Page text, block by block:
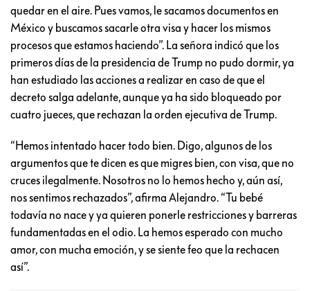
quedar en el aire. Pues vamos, le sacamos documentos en
México y buscamos sacarle otra visa y hacer los mismos
procesos que estamos haciendo”. La señora indicó que los
primeros días de la presidencia de Trump no pudo dormir, ya
han estudiado las acciones a realizar en caso de que el
decreto salga adelante, aunque ya ha sido bloqueado por
cuatro jueces, que rechazan la orden ejecutiva de Trump.
“Hemos intentado hacer todo bien. Digo, algunos de los
argumentos que te dicen es que migres bien, con visa, que no
cruces ilegalmente. Nosotros no lo hemos hecho y, aún así,
nos sentimos rechazados”, afirma Alejandro. “Tu bebé
todavía no nace y ya quieren ponerle restricciones y barreras
fundamentadas en el odio. La hemos esperado con mucho
amor, con mucha emoción, y se siente feo que la rechacen
así”.